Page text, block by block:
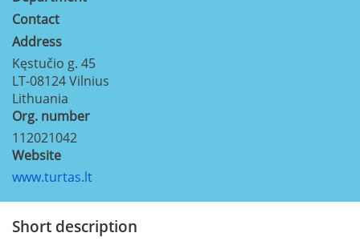
Contact
Address
Kęstučio g. 45
LT-08124Vilnius
Lithuania
Org. number
112021042
Website
www.turtas.lt
Short description